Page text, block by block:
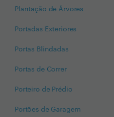
Plantação de Árvores
Portadas Exteriores
Portas Blindadas
Portas de Correr
Porteiro de Prédio
Portões de Garagem